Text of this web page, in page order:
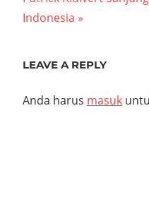
Post:
Indonesia
LEAVE A REPLY
Anda harus masuk